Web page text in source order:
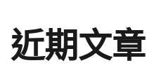
近期文章